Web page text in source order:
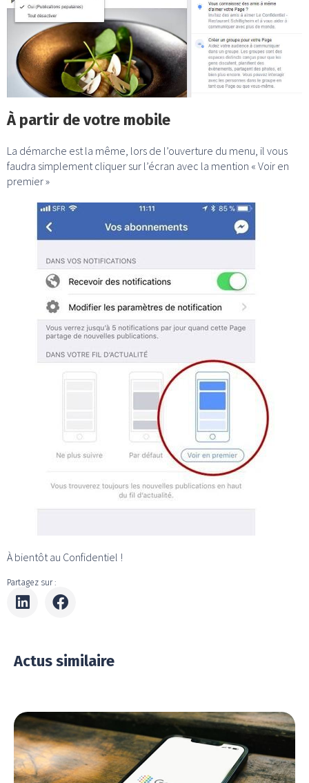
À partir de votre mobile
La démarche est la même, lors de l’ouverture du menu, il vous
faudra simplement cliquer sur l’écran avec la mention « Voir en
premier »
À bientôt au Confidentiel !
Partagez sur :
Actus similaire